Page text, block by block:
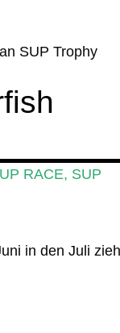
SUP Trophy
RACE, SUP
in den Juli